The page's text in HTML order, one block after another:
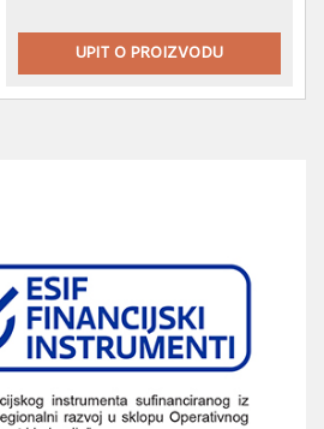
UPIT O PROIZVODU